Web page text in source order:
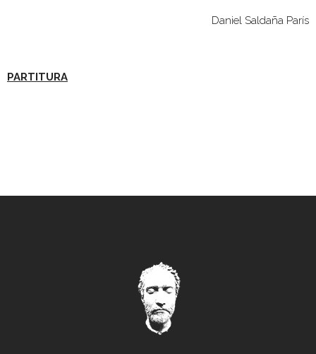
Daniel Saldaña París
PARTITURA